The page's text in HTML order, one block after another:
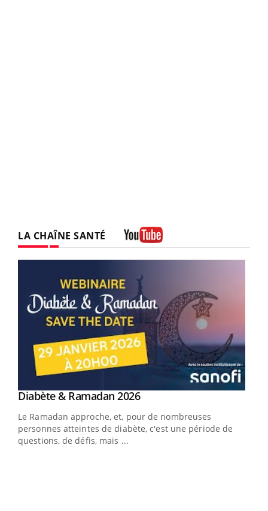
LA CHAÎNE SANTÉ
Youtube
Diabète & Ramadan 2026Youtube
Le Ramadan approche, et, pour de nombreuses
personnes atteintes de diabète, c'est une période de
questions, de défis, mais ...